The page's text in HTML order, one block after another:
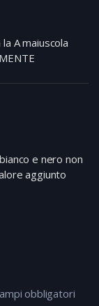
obbligatori
A maiuscola
e nero non
aggiunto